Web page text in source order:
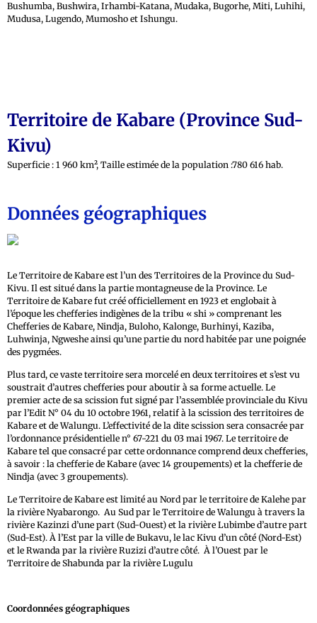
Bushumba, Bushwira, Irhambi-Katana, Mudaka, Bugorhe, Miti, Luhihi,
Mudusa, Lugendo, Mumosho et Ishungu.
Territoire de Kabare (Province Sud-
Kivu)
Superficie : 1 960 km², Taille estimée de la population :780 616 hab.
Données géographiques
Le Territoire de Kabare est l’un des Territoires de la Province du Sud-
Kivu. Il est situé dans la partie montagneuse de la Province. Le
Territoire de Kabare fut créé officiellement en 1923 et englobait à
l’époque les chefferies indigènes de la tribu « shi » comprenant les
Chefferies de Kabare, Nindja, Buloho, Kalonge, Burhinyi, Kaziba,
Luhwinja, Ngweshe ainsi qu’une partie du nord habitée par une poignée
des pygmées.
Plus tard, ce vaste territoire sera morcelé en deux territoires et s’est vu
soustrait d’autres chefferies pour aboutir à sa forme actuelle. Le
premier acte de sa scission fut signé par l’assemblée provinciale du Kivu
par l’Edit N° 04 du 10 octobre 1961, relatif à la scission des territoires de
Kabare et de Walungu. L’effectivité de la dite scission sera consacrée par
l’ordonnance présidentielle n° 67-221 du 03 mai 1967. Le territoire de
Kabare tel que consacré par cette ordonnance comprend deux chefferies,
à savoir : la chefferie de Kabare (avec 14 groupements) et la chefferie de
Nindja (avec 3 groupements).
Le Territoire de Kabare est limité au Nord par le territoire de Kalehe par
la rivière Nyabarongo. Au Sud par le Territoire de Walungu à travers la
rivière Kazinzi d’une part (Sud-Ouest) et la rivière Lubimbe d’autre part
(Sud-Est). À l’Est par la ville de Bukavu, le lac Kivu d’un côté (Nord-Est)
et le Rwanda par la rivière Ruzizi d’autre côté. À l’Ouest par le
Territoire de Shabunda par la rivière Lugulu
Coordonnées géographiques